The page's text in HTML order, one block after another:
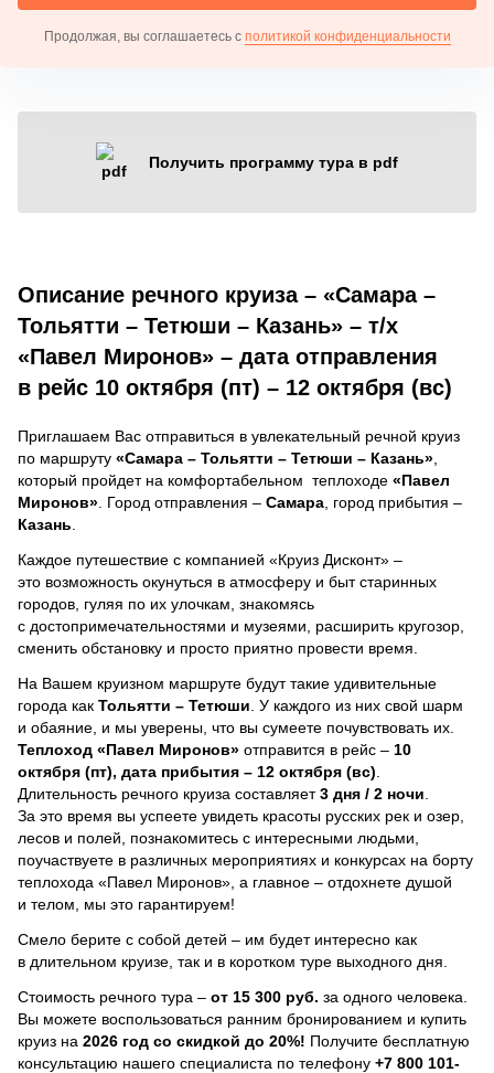
Продолжая, вы соглашаетесь с политикой конфиденциальности
Получить программу тура в pdf
Описание речного круиза – «Самара –
Тольятти – Тетюши – Казань» – т/х
«Павел Миронов» – дата отправления
в рейс 10 октября (пт) – 12 октября (вс)
Приглашаем Вас отправиться в увлекательный речной круиз
по маршруту «Самара – Тольятти – Тетюши – Казань»
который пройдет на комфортабельном теплоходе «Павел
Миронов» . Город отправления – Самара , город прибытия –
Казань
Каждое путешествие с компанией «Круиз Дисконт» –
это возможность окунуться в атмосферу и быт старинных
городов, гуляя по их улочкам, знакомясь
с достопримечательностями и музеями, расширить кругозор,
сменить обстановку и просто приятно провести время.
На Вашем круизном маршруте будут такие удивительные
города как Тольятти – Тетюши . У каждого из них свой шарм
и обаяние, и мы уверены, что вы сумеете почувствовать их.
Теплоход «Павел Миронов» отправится в рейс – 10
октября (пт), дата прибытия – 12 октября (вс)
Длительность речного круиза составляет3 дня / 2 ночи
За это время вы успеете увидеть красоты русских рек и озер,
лесов и полей, познакомитесь с интересными людьми,
поучаствуете в различных мероприятиях и конкурсах на борту
теплохода «Павел Миронов», а главное – отдохнете душой
и телом, мы это гарантируем!
Смело берите с собой детей – им будет интересно как
в длительном круизе, так и в коротком туре выходного дня.
Стоимость речного тура – от 15 300 руб. за одного человека.
Вы можете воспользоваться ранним бронированием и купить
круиз на 2026 год со скидкой до 20%! Получите бесплатную
консультацию нашего специалиста по телефону +7 800 101-